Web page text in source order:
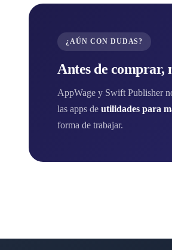
¿AÚN CON DUDAS?
Antes de comprar,
AppWage y Swift Publisher
las apps de utilidades para
forma de trabajar.